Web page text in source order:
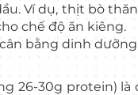
Ví dụ, thịt bò
chế độ ăn kiêng.
bằng dinh
26-30g protein)